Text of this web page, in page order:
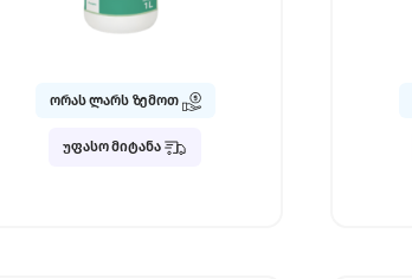
ორას ლარს ზემოთ
უფასო მიტანა